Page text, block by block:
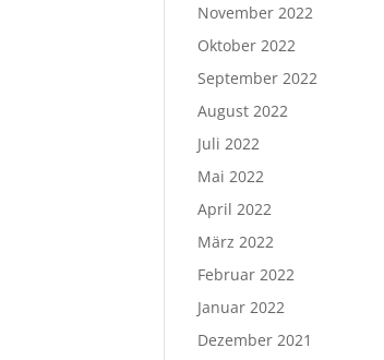
November 2022
Oktober 2022
September 2022
August 2022
Juli 2022
Mai 2022
April 2022
März 2022
Februar 2022
Januar 2022
Dezember 2021